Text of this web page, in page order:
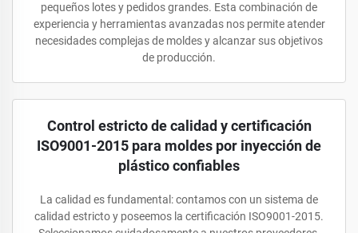
pequeños lotes y pedidos grandes. Esta combinación de
experiencia y herramientas avanzadas nos permite atender
necesidades complejas de moldes y alcanzar sus objetivos
de producción.
Control estricto de calidad y certificación
ISO9001-2015 para moldes por inyección de
plástico confiables
La calidad es fundamental: contamos con un sistema de
calidad estricto y poseemos la certificación ISO9001-2015.